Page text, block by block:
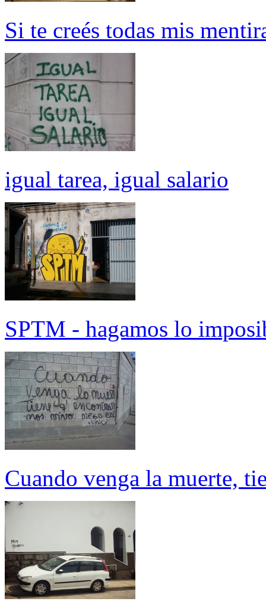
Si te creés todas mis
igual tarea, igual salario
SPTM - hagamos lo
Cuando venga la muerte,